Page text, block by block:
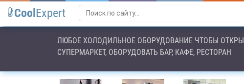
Cool Expert
ЛЮБОЕ ХОЛОДИЛЬНОЕ ОБОРУДОВАНИЕ ЧТОБЫ
СУПЕРМАРКЕТ, ОБОРУДОВАТЬ БАР, КАФЕ, РЕСТОРАН